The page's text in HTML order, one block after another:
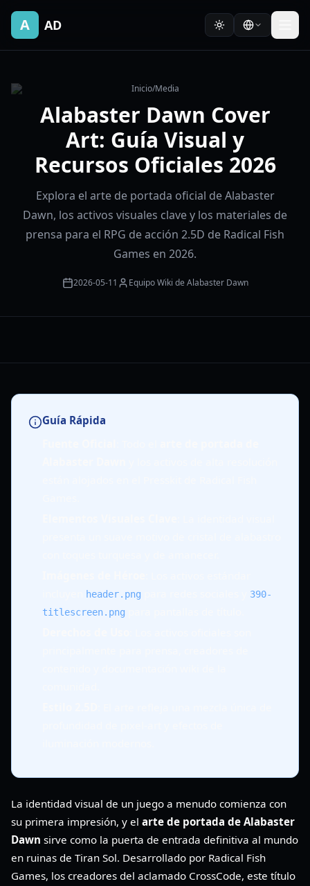
A AD
Inicio/Media
Alabaster Dawn Cover
Art: Guía Visual y
Recursos Oficiales 2026
Explora el arte de portada oficial de Alabaster
Dawn, los activos visuales clave y los materiales de
prensa para el RPG de acción 2.5D de Radical Fish
Games en 2026.
2026-05-11 Equipo Wiki de Alabaster Dawn
Guía Rápida
header.png
390-
titlescreen.png
La identidad visual de un juego a menudo comienza con
su primera impresión, y el arte de portada de Alabaster
Dawn sirve como la puerta de entrada definitiva al mundo
en ruinas de Tiran Sol. Desarrollado por Radical Fish
Games, los creadores del aclamado CrossCode, este título